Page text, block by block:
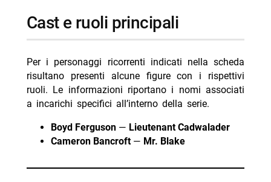
cast e ruoli principali
Per i personaggi ricorrenti indicati nella scheda
risultano presenti alcune figure con i rispettivi
ruoli. Le informazioni riportano i nomi associati
a incarichi specifici all’interno della serie.
Boyd Ferguson— Lieutenant Cadwalader
Cameron Bancroft— Mr. Blake